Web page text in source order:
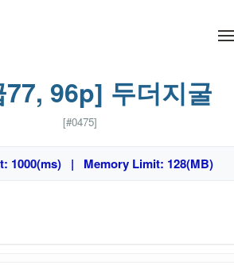
96p] 두더지굴
[#0475]
1000(ms) | Memory Limit: 128(MB)